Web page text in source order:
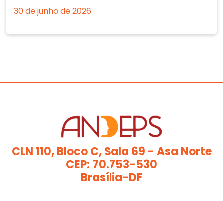
30 de junho de 2026
CLN 110, Bloco C, Sala 69 - Asa Norte
CEP: 70.753-530
Brasília-DF